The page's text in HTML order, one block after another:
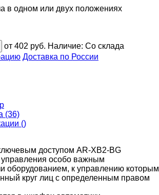
в одном или двух положениях
от 402 руб. Наличие: Со склада
Доставка по России
(36)
()
доступом AR-XB2-BG
управления особо важным
оборудованием, к управлению которым
круг лиц с определенным правом